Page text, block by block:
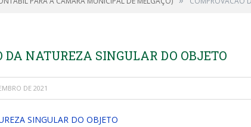
DA NATUREZA SINGULAR DO OBJETO
DE 2021
SINGULAR DO OBJETO